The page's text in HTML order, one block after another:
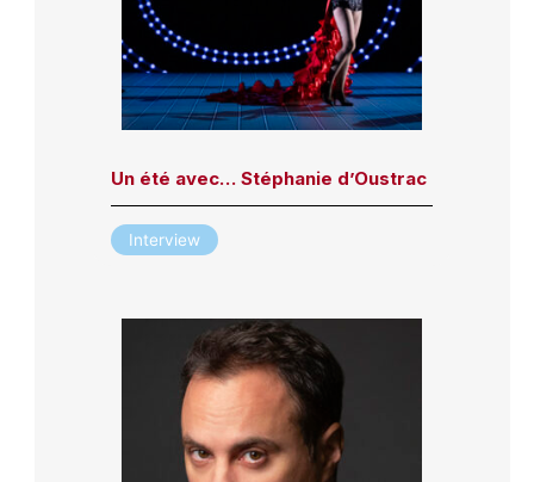
Un été avec… Stéphanie d’Oustrac
Interview